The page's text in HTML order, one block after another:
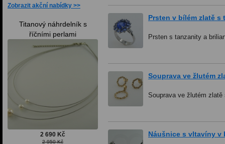
Zobrazit akční nabídky
Titanový náhrdelník s
říčními perlami
2 690 Kč
2 950 Kč
Prsten v bílém zlatě
Prsten s tanzanity a
Souprava ve žlutém
Souprava ve žlutém zlatě
Náušnice s vltavíny v